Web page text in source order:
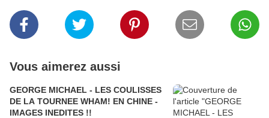
Vous aimerez aussi
GEORGE MICHAEL - LES COULISSES
DE LA TOURNEE WHAM! EN CHINE -
IMAGES INEDITES !!